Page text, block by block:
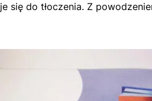
się do tłoczenia. Z